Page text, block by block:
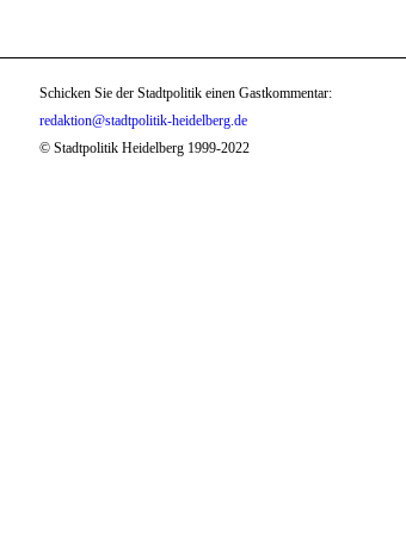
Schicken Sie der Stadtpolitik einen Gastkommentar:
redaktion@stadtpolitik-heidelberg.de
© Stadtpolitik Heidelberg 1999-2022